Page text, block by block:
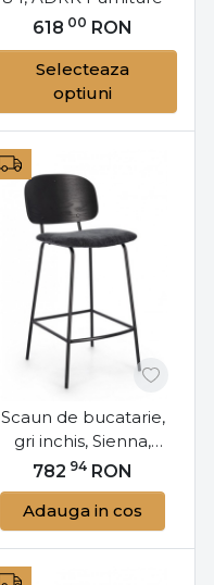
618 00 RON
Selecteaza
optiuni
Scaun de bucatarie,
gri inchis, Sienna,
Bizzotto
782 94 RON
Adauga in cos